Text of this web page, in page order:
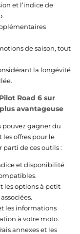
et l’indice de
de saison, tout
la longévité
Road 6 sur
avantageuse
pouvez gagner du
offres pour le
de ces outils :
et disponibilité
les options à petit
les informations
à votre moto.
annexes et les